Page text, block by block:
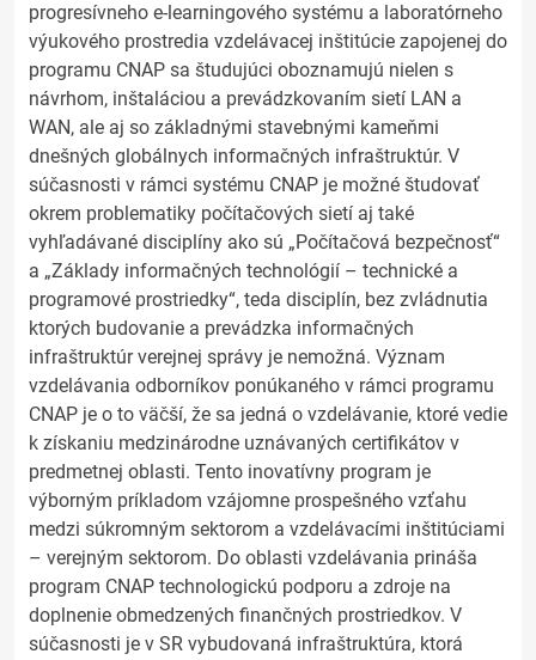
progresívneho e-learningového systému a laboratórneho
výukového prostredia vzdelávacej inštitúcie zapojenej do
programu CNAP sa študujúci oboznamujú nielen s
návrhom, inštaláciou a prevádzkovaním sietí LAN a
WAN, ale aj so základnými stavebnými kameňmi
dnešných globálnych informačných infraštruktúr. V
súčasnosti v rámci systému CNAP je možné študovať
okrem problematiky počítačových sietí aj také
vyhľadávané disciplíny ako sú „Počítačová bezpečnosť“
a „Základy informačných technológií – technické a
programové prostriedky“, teda disciplín, bez zvládnutia
ktorých budovanie a prevádzka informačných
infraštruktúr verejnej správy je nemožná. Význam
vzdelávania odborníkov ponúkaného v rámci programu
CNAP je o to väčší, že sa jedná o vzdelávanie, ktoré vedie
k získaniu medzinárodne uznávaných certifikátov v
predmetnej oblasti. Tento inovatívny program je
výborným príkladom vzájomne prospešného vzťahu
medzi súkromným sektorom a vzdelávacími inštitúciami
– verejným sektorom. Do oblasti vzdelávania prináša
program CNAP technologickú podporu a zdroje na
doplnenie obmedzených finančných prostriedkov. V
súčasnosti je v SR vybudovaná infraštruktúra, ktorá